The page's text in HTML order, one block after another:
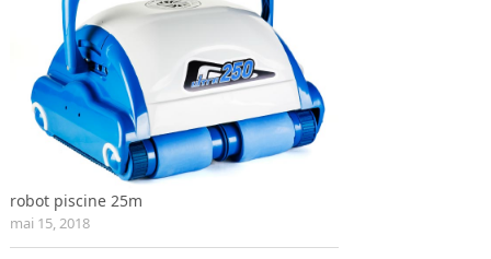
robot piscine 25m
mai 15, 2018